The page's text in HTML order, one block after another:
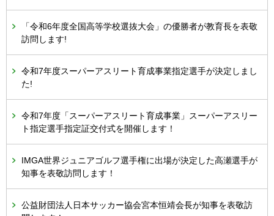
「令和6年度全国高等学校選抜大会」の優勝者が教育長を表敬
訪問します!
令和7年度スーパーアスリート育成事業指定選手が決定しまし
た!
令和7年度「スーパーアスリート育成事業」スーパーアスリー
ト指定選手指定証交付式を開催します！
IMGA世界ジュニアゴルフ選手権に出場が決定した高瀬選手が
知事を表敬訪問します！
公益財団法人日本サッカー協会宮本恒靖会長が知事を表敬訪